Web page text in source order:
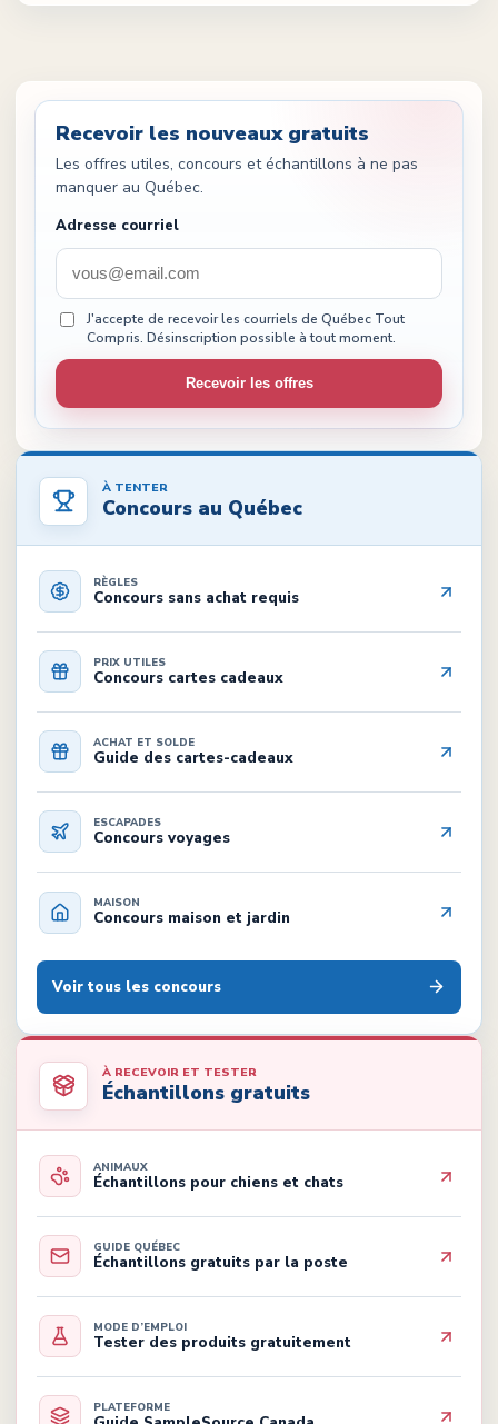
Recevoir les nouveaux gratuits
Les offres utiles, concours et échantillons à ne pas
manquer au Québec.
Adresse courriel
J'accepte de recevoir les courriels de Québec Tout
Compris. Désinscription possible à tout moment.
Recevoir les offres
À TENTER
Concours au Québec
RÈGLES
Concours sans achat requis
PRIX UTILES
Concours cartes cadeaux
ACHAT ET SOLDE
Guide des cartes-cadeaux
ESCAPADES
Concours voyages
MAISON
Concours maison et jardin
Voir tous les concours
À RECEVOIR ET TESTER
Échantillons gratuits
ANIMAUX
Échantillons pour chiens et chats
GUIDE QUÉBEC
Échantillons gratuits par la poste
MODE D’EMPLOI
Tester des produits gratuitement
PLATEFORME